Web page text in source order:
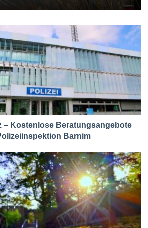
– Kostenlose Beratungsangebote
Barnim